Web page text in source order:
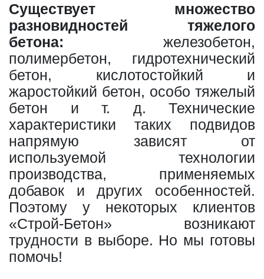
Существует множество
разновидностей тяжелого
бетона: железобетон,
полимербетон, гидротехнический
бетон, кислотостойкий и
жаростойкий бетон, особо тяжелый
бетон и т. д. Технические
характеристики таких подвидов
напрямую зависят от
используемой технологии
производства, применяемых
добавок и других особенностей.
Поэтому у некоторых клиентов
«Строй-Бетон» возникают
трудности в выборе. Но мы готовы
помочь!